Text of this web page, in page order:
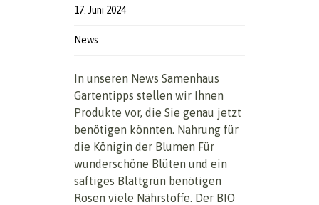
17. Juni 2024
News
In unseren News Samenhaus
Gartentipps stellen wir Ihnen
Produkte vor, die Sie genau jetzt
benötigen könnten. Nahrung für
die Königin der Blumen Für
wunderschöne Blüten und ein
saftiges Blattgrün benötigen
Rosen viele Nährstoffe. Der BIO